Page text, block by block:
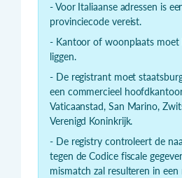
- Voor Italiaanse adressen is
provinciecode vereist.
- Kantoor of woonplaats moet
liggen.
- De registrant moet
een commercieel
Vaticaanstad, San Marino,
Verenigd Koninkrijk.
- De registry controleert de
tegen de Codice fiscale
mismatch zal resulteren in